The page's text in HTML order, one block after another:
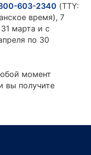
603-2340 (TTY:
время), 7
марта и с
по 30
момент
вы получите